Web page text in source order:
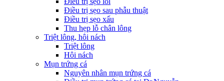
Điều trị sẹo sau phẫu thuật
Điều trị sẹo xấu
Thu hẹp lỗ chân lông
Triệt lông, hôi nách
Triệt lông
Hôi nách
Mụn trứng cá
Nguyên nhân mụn trứng cá